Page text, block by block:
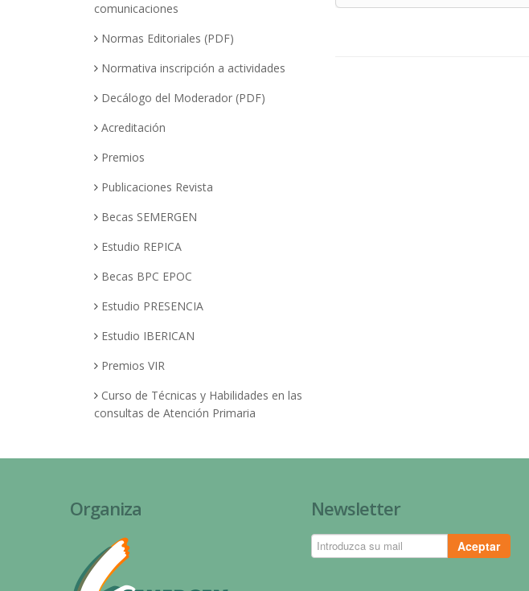
comunicaciones
Normas Editoriales (PDF)
Normativa inscripción a actividades
Decálogo del Moderador (PDF)
Acreditación
Premios
Publicaciones Revista
Becas SEMERGEN
Estudio REPICA
Becas BPC EPOC
Estudio PRESENCIA
Estudio IBERICAN
Premios VIR
Curso de Técnicas y Habilidades en las
consultas de Atención Primaria
Organiza Newsletter
Aceptar